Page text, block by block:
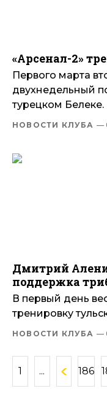
«Арсенал-2»
Первого марта
двухнедельный
турецком Белеке.
НОВОСТИ КЛУБА —
Дмитрий
поддержка
В первый день
тренировку
НОВОСТИ КЛУБА —
1 ... 186